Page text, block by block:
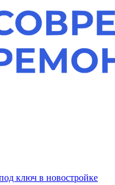
ключ в новостройке